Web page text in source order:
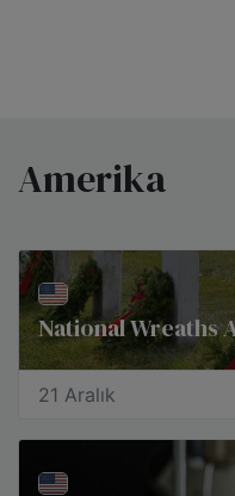
Amerika
National Wreaths
21 Aralık